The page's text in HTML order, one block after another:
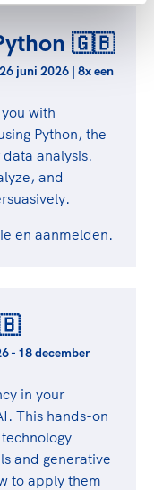
🇬🇧
juni 2026 | 8x een
with
Python, the
analysis.
and
en aanmelden.
- 18 december
in your
This hands-on
and generative
to apply them